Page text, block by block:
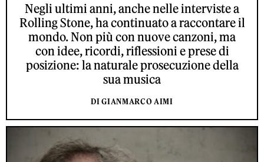
Negli ultimi anni, anche nelle interviste a
Rolling Stone, ha continuato a raccontare il
mondo. Non più con nuove canzoni, ma
con idee, ricordi, riflessioni e prese di
posizione: la naturale prosecuzione della
sua musica
DI GIANMARCO AIMI